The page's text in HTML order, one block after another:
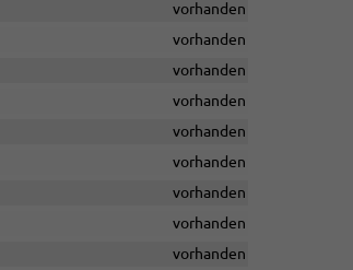
vorhanden
vorhanden
vorhanden
vorhanden
vorhanden
vorhanden
vorhanden
vorhanden
vorhanden